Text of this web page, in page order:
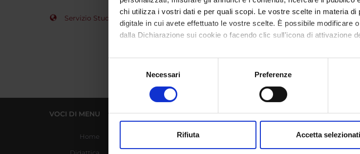
chi utilizza i vostri dati e per quali scopi. Le vostre scelte in materia
digitale in cui avete effettuato le vostre scelte. È possibile modificare
dalla Dichiarazione sui cookie o facendo clic sull'icona di attivazione
Con il tuo consenso, vorremmo anche:
raccogliere informazioni sulla tua posizione geografica, con
digitali).
modificare o ritirare il tuo consenso in qualsiasi momento dalla
Necessari Preferenze
Rifiuta Accetta selezionati
Servizio Studenti Internazionali Settore disciplinare - - -
VOCI DI MENU
Home
LINK UTILI
Azienda Ospedaliera